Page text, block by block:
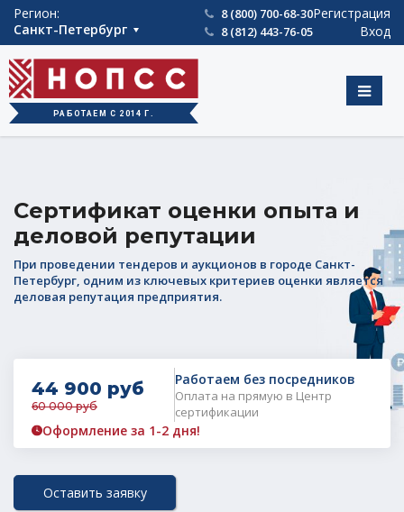
Регион:
Санкт-Петербург
8 (800) 700-68-30
8 (812) 443-76-05
Регистрация
Вход
РАБОТАЕМ С 2014 Г.
int(889)
Сертификат оценки опыта и
деловой репутации
При проведении тендеров и аукционов в городе Санкт-
Петербург, одним из ключевых критериев оценки является
деловая репутация предприятия.
44 900 руб
60 000 руб
Работаем без посредников
Оплата на прямую в Центр
сертификации
Оформление за 1-2 дня!
Оставить заявку